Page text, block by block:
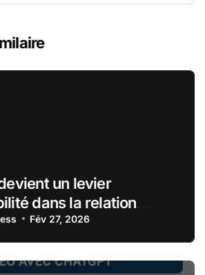
un levier
dans la relation
Fév 27, 2026